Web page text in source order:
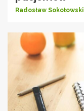
Radosław Sokołowski